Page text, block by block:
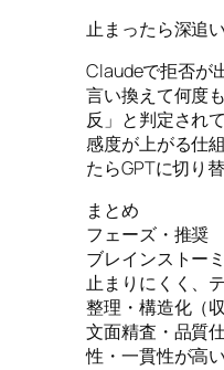
止まったら深追
Claudeで拒否が
言い換えて何度
反」と判定され
感度が上がる仕
たらGPTに切り
まとめ
フェーズ・推奨
ブレインストー
止まりにくく、
整理・構造化（
文面精査・品質
性・一貫性が高い